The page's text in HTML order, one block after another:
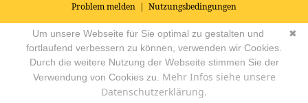
Problem melden | Nutzungsbedingungen
© 2026Impressum|Datenschutz|AGB's| Yoga Vidya Community -
Forum für Yoga, Meditation und Ayurveda Powered by
✖
Um unsere Webseite für Sie optimal zu gestalten und
fortlaufend verbessern zu können, verwenden wir Cookies.
Durch die weitere Nutzung der Webseite stimmen Sie der
Verwendung von Cookies zu. Mehr Infos siehe unsere
Datenschutzerklärung.